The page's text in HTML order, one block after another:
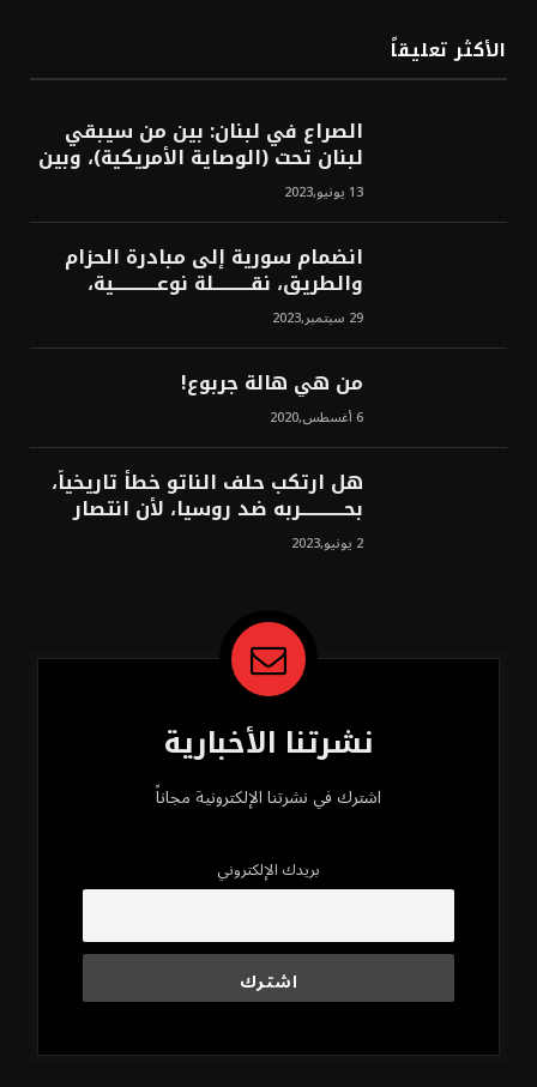
الأكثر تعليقاً
الصراع في لبنان: بين من سيبقي
لبنان تحت (الوصاية الأمريكية)، وبين
من سيخرج لبنان من النفق الغربي!
محمد محسن13 يونيو,2023
انضمام سورية إلى مبادرة الحزام
والطريق، نقــــــــــلة نوعــــــــــــية،
استراتيجية، تاريخية، نهائية، نحو
الشرق!محمد محسن29 سبتمبر,2023
من هي هالة جربوع!
6 أغسطس,2020
هل ارتكب حلف الناتو خطأً تاريخياً،
بحــــــــــــربه ضد روسيا، لأن انتصار
روسيا الحتمي، سيفتت الناتو!محمد
محسن 2 يونيو,2023
نشرتنا الأخبارية
اشترك في نشرتنا الإلكترونية مجاناً
بريدك الإلكتروني